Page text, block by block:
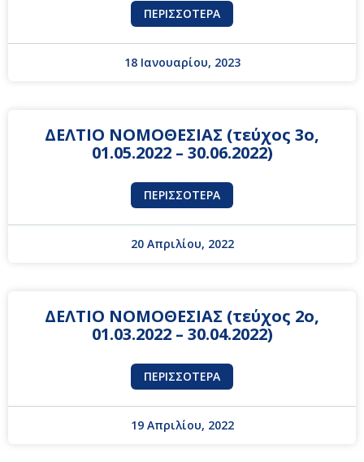
ΠΕΡΙΣΣΌΤΕΡΑ
18 Ιανουαρίου, 2023
ΔΕΛΤΙΟ ΝΟΜΟΘΕΣΙΑΣ (τεύχος 3ο,
01.05.2022 – 30.06.2022)
ΠΕΡΙΣΣΌΤΕΡΑ
20 Απριλίου, 2022
ΔΕΛΤΙΟ ΝΟΜΟΘΕΣΙΑΣ (τεύχος 2ο,
01.03.2022 – 30.04.2022)
ΠΕΡΙΣΣΌΤΕΡΑ
19 Απριλίου, 2022